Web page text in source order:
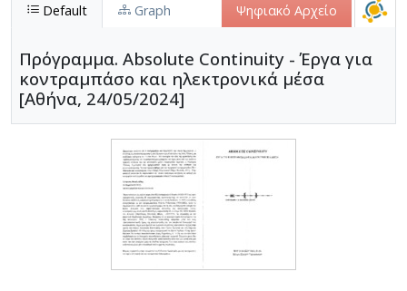
Default Graph Ψηφιακό Αρχείο
Πρόγραμμα. Absolute Continuity - Έργα για
κοντραμπάσο και ηλεκτρονικά μέσα
[Αθήνα, 24/05/2024]